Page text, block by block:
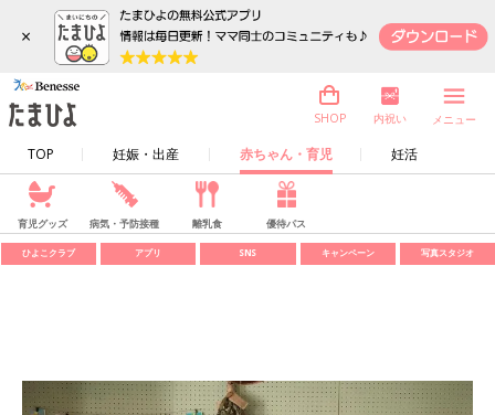
×
TOP 妊娠・出産 赤ちゃん・育児 妊活
SHOP 内祝い メニュー
育児グッズ 病気・予防接種 離乳食 優待パス
ひよこクラブ アプリ SNS キャンペーン 写真スタジオ